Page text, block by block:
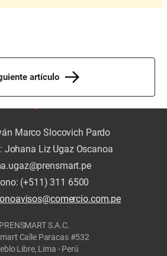
artículo
Marco Slocovich Pardo
Johana Liz Ugaz Oscanoa
(+511) 311 6500
PRENSMART S.A.C.
Calle Paracas #532
Libre, Lima - Perú